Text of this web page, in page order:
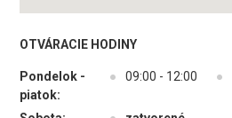
OTVÁRACIE HODINY
Pondelok -
piatok:
● 09:00 - 12:00 ●